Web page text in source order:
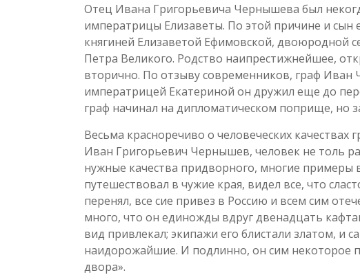
Отец Ивана Григорьевича Чернышева был
императрицы Елизаветы. По этой причине и сын
княгиней Елизаветой Ефимовской, двоюродной
Петра Великого. Родство наипрестижнейшее,
вторично. По отзыву современников, граф
императрицей Екатериной он дружил еще до
граф начинал на дипломатическом поприще, но
Весьма красноречиво о человеческих
Иван Григорьевич Чернышев, человек не толь
нужные качества придворного, многие примеры
путешествовал в чужие края, видел все, что
перенял, все сие привез в Россию и всем сим
много, что он единожды вдруг двенадцать
вид привлекал; экипажи его блистали златом, и
наидорожайшие. И подлинно, он сим некоторое
двора».